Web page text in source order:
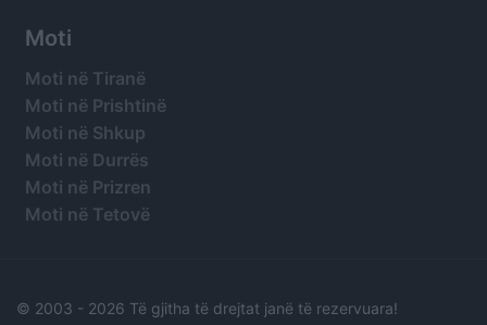
Moti
Moti në Tiranë
Moti në Prishtinë
Moti në Shkup
Moti në Durrës
Moti në Prizren
Moti në Tetovë
© 2003 - 2026 Të gjitha të drejtat janë të rezervuara!